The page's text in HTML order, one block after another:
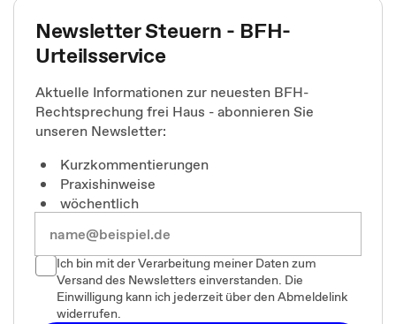
Newsletter Steuern - BFH-
Urteilsservice
Aktuelle Informationen zur neuesten BFH-
Rechtsprechung frei Haus - abonnieren Sie
unseren Newsletter:
Kurzkommentierungen
Praxishinweise
wöchentlich
Ich bin mit der Verarbeitung meiner Daten zum
Versand des Newsletters einverstanden. Die
Einwilligung kann ich jederzeit über den Abmeldelink
widerrufen.